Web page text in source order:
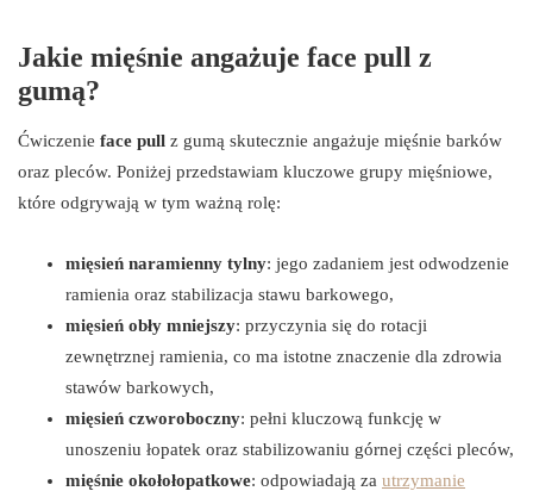
Jakie mięśnie angażuje face pull z
gumą?
Ćwiczenie face pull z gumą skutecznie angażuje mięśnie barków
oraz pleców. Poniżej przedstawiam kluczowe grupy mięśniowe,
które odgrywają w tym ważną rolę:
mięsień naramienny tylny: jego zadaniem jest odwodzenie
ramienia oraz stabilizacja stawu barkowego,
mięsień obły mniejszy: przyczynia się do rotacji
zewnętrznej ramienia, co ma istotne znaczenie dla zdrowia
stawów barkowych,
mięsień czworoboczny: pełni kluczową funkcję w
unoszeniu łopatek oraz stabilizowaniu górnej części pleców,
mięśnie okołołopatkowe: odpowiadają za utrzymanie